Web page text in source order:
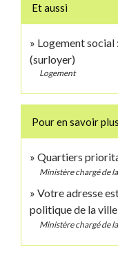
Et aussi
Logement
(surloyer)
Logement
Pour en savoir plus
Quartiers
Ministère chargé de
Votre adresse
politique de la ville
Ministère chargé de